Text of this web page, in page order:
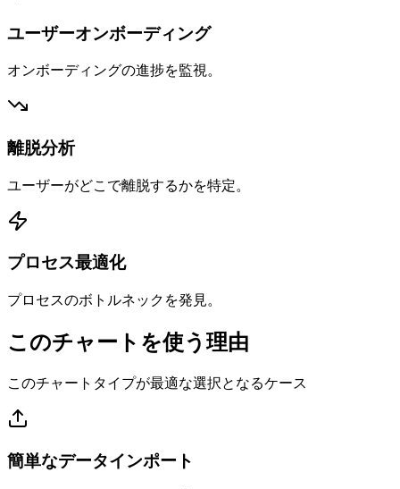
ユーザーオンボーディング
オンボーディングの進捗を監視。
離脱分析
ユーザーがどこで離脱するかを特定。
プロセス最適化
プロセスのボトルネックを発見。
このチャートを使う理由
このチャートタイプが最適な選択となるケース
簡単なデータインポート